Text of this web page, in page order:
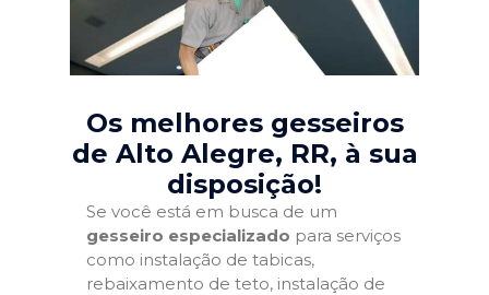
Os melhores gesseiros
de Alto Alegre, RR, à sua
disposição!
Se você está em busca de um
gesseiro especializado para serviços
como instalação de tabicas,
rebaixamento de teto, instalação de